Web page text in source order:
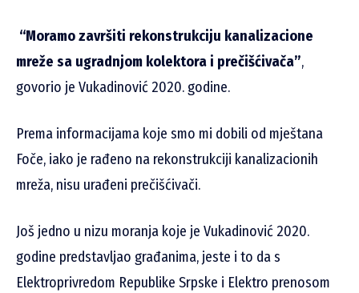
“Moramo završiti rekonstrukciju kanalizacione
mreže sa ugradnjom kolektora i prečišćivača”,
govorio je Vukadinović 2020. godine.
Prema informacijama koje smo mi dobili od mještana
Foče, iako je rađeno na rekonstrukciji kanalizacionih
mreža, nisu urađeni prečišćivači.
Još jedno u nizu moranja koje je Vukadinović 2020.
godine predstavljao građanima, jeste i to da s
Elektroprivredom Republike Srpske i Elektro prenosom